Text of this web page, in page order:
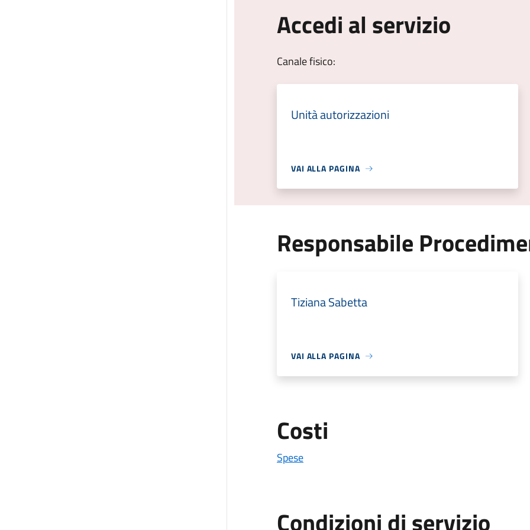
Accedi al servizio
Canale fisico:
Unità autorizzazioni
VAI ALLA PAGINA
Responsabile
Tiziana Sabetta
VAI ALLA PAGINA
Costi
Spese
Condizioni di servizio